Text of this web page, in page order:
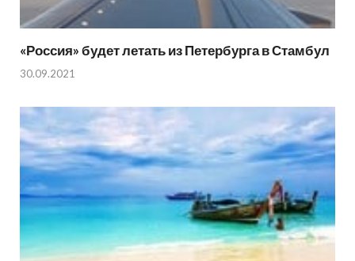
«Россия» будет летать из Петербурга в Стамбул
30.09.2021